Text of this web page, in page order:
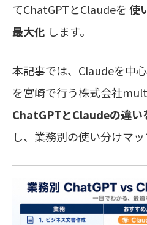
てChatGPTとClaudeを 使
最大化 します。
本記事では、Claudeを中
を宮崎で行う株式会社
ChatGPTとClaudeの違い
し、業務別の使い分けマッ